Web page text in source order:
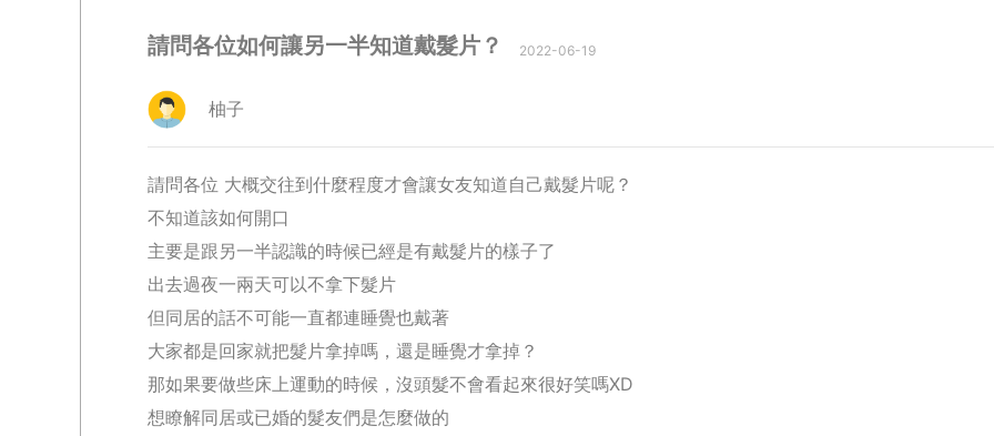
請問各位如何讓另一半知道戴髮片？ 2022-06-19
柚子
請問各位 大概交往到什麼程度才會讓女友知道自己戴髮片呢？
不知道該如何開口
主要是跟另一半認識的時候已經是有戴髮片的樣子了
出去過夜一兩天可以不拿下髮片
但同居的話不可能一直都連睡覺也戴著
大家都是回家就把髮片拿掉嗎，還是睡覺才拿掉？
那如果要做些床上運動的時候，沒頭髮不會看起來很好笑嗎XD
想瞭解同居或已婚的髮友們是怎麼做的